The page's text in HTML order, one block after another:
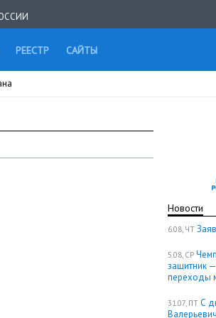
РЕЕСТР САЙТЫ
Новости
6.08, ЧТ
5.08, СР
защитник
переходы
31.07, ПТ С